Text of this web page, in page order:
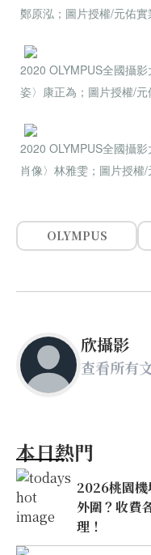
鄭原泓；圖片授權/元佑實
2020 OLYMPUS全國攝
姿〉康正為；圖片授權/元
2020 OLYMPUS全國攝
肖像〉林雅雯；圖片授權/
OLYMPUS
欣攝影
查看所有
本日熱門
2026桃園機
外圍？收費
理！